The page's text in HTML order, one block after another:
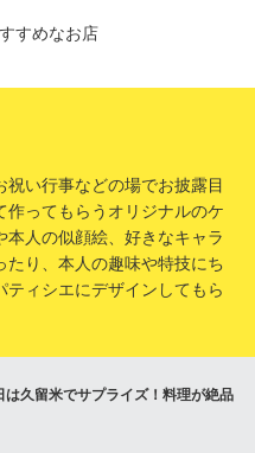
すめなお店
い行事などの場でお披露目
作ってもらうオリジナルのケ
人の似顔絵、好きなキャラ
たり、本人の趣味や特技にち
ィシエにデザインしてもら
は久留米でサプライズ！料理が絶品